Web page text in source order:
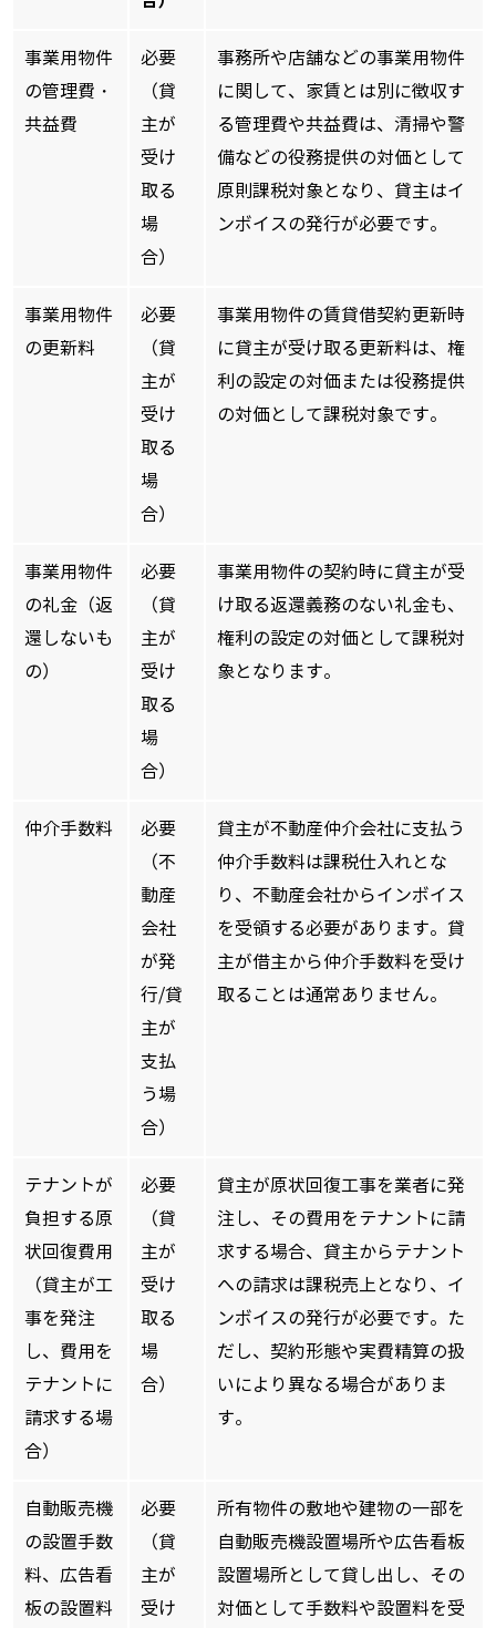
事業用物件
の管理費・
共益費
必要
（貸
主が
受け
取る
場
合）
事務所や店舗などの事業用物件
に関して、家賃とは別に徴収す
る管理費や共益費は、清掃や警
備などの役務提供の対価として
原則課税対象となり、貸主はイ
ンボイスの発行が必要です。
事業用物件
の更新料
必要
（貸
主が
受け
取る
場
合）
事業用物件の賃貸借契約更新時
に貸主が受け取る更新料は、権
利の設定の対価または役務提供
の対価として課税対象です。
事業用物件
の礼金（返
還しないも
の）
必要
（貸
主が
受け
取る
場
合）
事業用物件の契約時に貸主が受
け取る返還義務のない礼金も、
権利の設定の対価として課税対
象となります。
仲介手数料
必要
（不
動産
会社
が発
行/貸
主が
支払
う場
合）
貸主が不動産仲介会社に支払う
仲介手数料は課税仕入れとな
り、不動産会社からインボイス
を受領する必要があります。貸
主が借主から仲介手数料を受け
取ることは通常ありません。
テナントが
負担する原
状回復費用
（貸主が工
事を発注
し、費用を
テナントに
請求する場
合）
必要
（貸
主が
受け
取る
場
合）
貸主が原状回復工事を業者に発
注し、その費用をテナントに請
求する場合、貸主からテナント
への請求は課税売上となり、イ
ンボイスの発行が必要です。た
だし、契約形態や実費精算の扱
いにより異なる場合がありま
す。
自動販売機
の設置手数
料、広告看
板の設置料
必要
（貸
主が
受け
所有物件の敷地や建物の一部を
自動販売機設置場所や広告看板
設置場所として貸し出し、その
対価として手数料や設置料を受